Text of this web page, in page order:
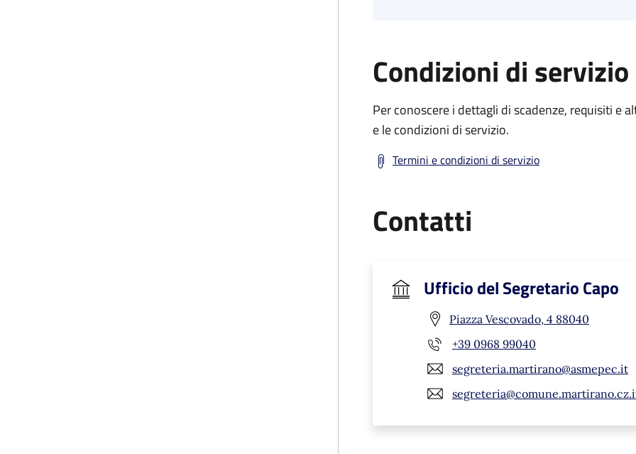
Condizioni di servizio
Per conoscere i dettagli di scadenze, requisiti e
e le condizioni di servizio.
Termini e condizioni di servizio
Contatti
Ufficio del Segretario Capo
Piazza Vescovado, 4 88040
+39 0968 99040
segreteria.martirano@asmepec.it